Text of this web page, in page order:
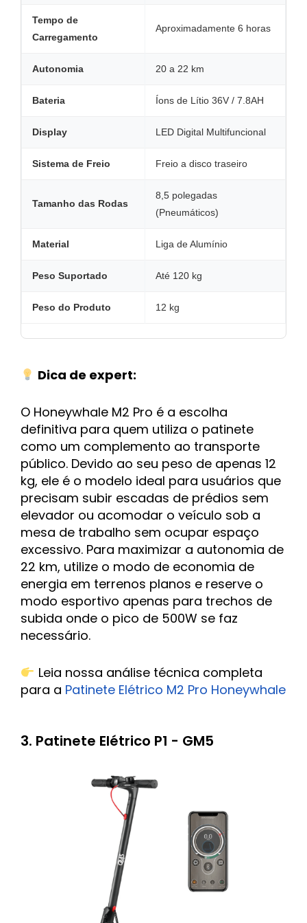
Tempo de
Carregamento
Aproximadamente 6 horas
Autonomia 20 a 22 km
Bateria Íons de Lítio 36V / 7.8AH
Display LED Digital Multifuncional
Sistema de Freio Freio a disco traseiro
Tamanho das Rodas
8,5 polegadas
(Pneumáticos)
Material Liga de Alumínio
Peso Suportado Até 120 kg
Peso do Produto 12 kg
Dica de expert:
O Honeywhale M2 Pro é a escolha
definitiva para quem utiliza o patinete
como um complemento ao transporte
público. Devido ao seu peso de apenas 12
kg, ele é o modelo ideal para usuários que
precisam subir escadas de prédios sem
elevador ou acomodar o veículo sob a
mesa de trabalho sem ocupar espaço
excessivo. Para maximizar a autonomia de
22 km, utilize o modo de economia de
energia em terrenos planos e reserve o
modo esportivo apenas para trechos de
subida onde o pico de 500W se faz
necessário.
Leia nossa análise técnica completa
para a Patinete Elétrico M2 Pro Honeywhale
3. Patinete Elétrico P1 - GM5